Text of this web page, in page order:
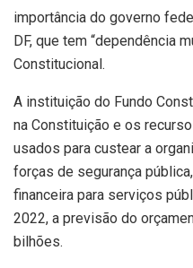
importância do governo
DF, que tem “dependência
Constitucional.
A instituição do Fundo
na Constituição e os
usados para custear a
forças de segurança
financeira para serviços
2022, a previsão do
bilhões.